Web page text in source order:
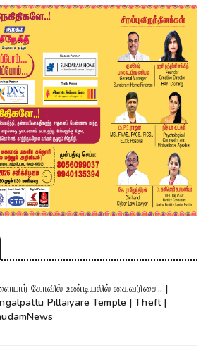
கோவில் உண்டியலில் கைவரிசை.. |
Pillaiyare Temple | Theft |